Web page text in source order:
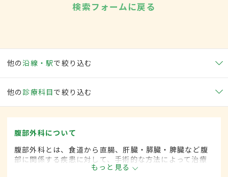
検索フォームに戻る
他の沿線・駅で絞り込む
他の 診療科目で絞り込む
腹部外科について
腹部外科とは、食道から直腸、肝臓・膵臓・脾臓など腹
部に関係する疾患に対して、手術的な方法によって治療
する外科の一領域です。もっと見る